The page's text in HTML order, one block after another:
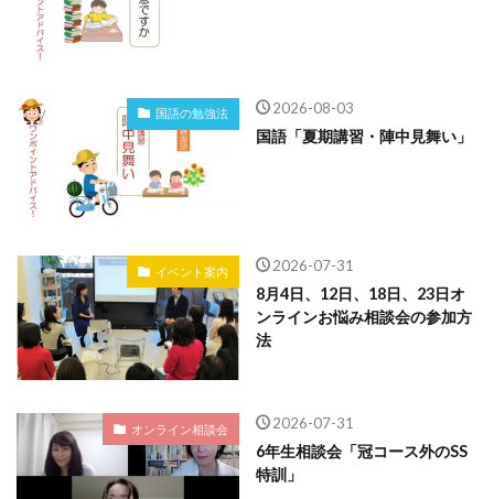
国語の勉強法 2026-08-03
国語「夏期講習・陣中見舞い」
イベント案内 2026-07-31
8月4日、12日、18日、23日オ
ンラインお悩み相談会の参加方
法
オンライン相談会 2026-07-31
6年生相談会「冠コース外のSS
特訓」